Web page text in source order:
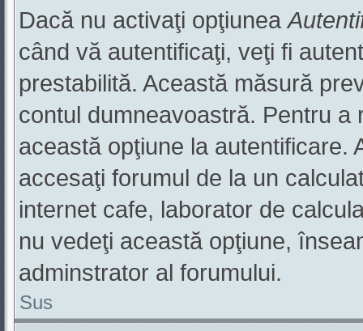
Dacă nu activaţi opţiunea
când vă autentificaţi, veţi fi
prestabilită. Această măsură
contul dumneavoastră. Pentru a
această opţiune la autentificare.
accesaţi forumul de la un
internet cafe, laborator de
nu vedeţi această opţiune,
adminstrator al forumului.
Sus